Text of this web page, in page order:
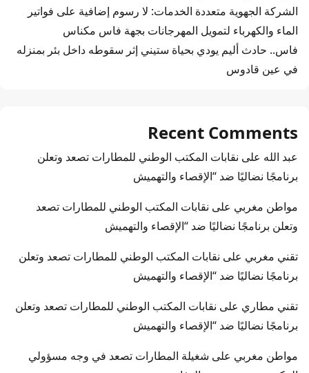
الشركة الجهوية متعددة الخدمات: لا رسوم إضافية على فواتير
الماء والكهرباء لتمويل المهرجانات بجهة فاس مكناس
فاس.. حادث أليم يودي بحياة ستيني إثر سقوطه داخل بئر بمنزله
في عين قادوس
Recent Comments
عبد الله على نقابات المكتب الوطني للمطارات تصعد وتعلن
برنامجًا نضاليًا ضد “الإقصاء والتهميش
مواطن مغربي على نقابات المكتب الوطني للمطارات تصعد
وتعلن برنامجًا نضاليًا ضد “الإقصاء والتهميش
تقني مغربي على نقابات المكتب الوطني للمطارات تصعد وتعلن
برنامجًا نضاليًا ضد “الإقصاء والتهميش
تقني مطاري على نقابات المكتب الوطني للمطارات تصعد وتعلن
برنامجًا نضاليًا ضد “الإقصاء والتهميش
مواطن مغربي على شغيلة المطارات تصعد في وجه مسؤولي